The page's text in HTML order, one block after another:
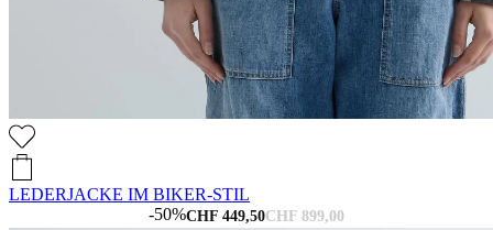
LEDERJACKE IM BIKER-STIL
CHF 899,00
CHF 449,50
-50%